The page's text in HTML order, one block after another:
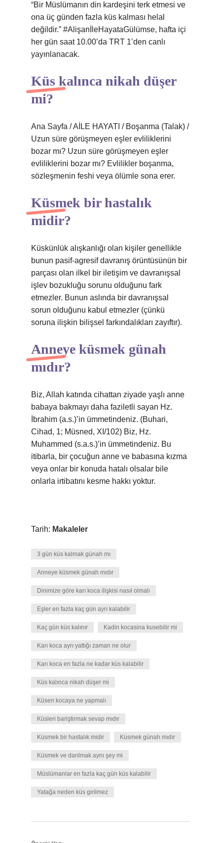
“Bir Müslümanın din kardeşini terk etmesi ve
ona üç günden fazla küs kalması helal
değildir.” #AlişanİleHayataGülümse, hafta içi
her gün saat 10.00’da TRT 1’den canlı
yayınlanacak.
Küs kalınca nikah düşer
mi?
Ana Sayfa / AİLE HAYATI / Boşanma (Talak) /
Uzun süre görüşmeyen eşler evliliklerini
bozar mı? Uzun süre görüşmeyen eşler
evliliklerini bozar mı? Evlilikler boşanma,
sözleşmenin feshi veya ölümle sona erer.
Küsmek bir hastalık
midir?
Küskünlük alışkanlığı olan kişiler genellikle
bunun pasif-agresif davranış örüntüsünün bir
parçası olan ilkel bir iletişim ve davranışsal
işlev bozukluğu sorunu olduğunu fark
etmezler. Bunun aslında bir davranışsal
sorun olduğunu kabul etmezler (çünkü
soruna ilişkin bilişsel farkındalıkları zayıftır).
Anneye küsmek günah
mıdır?
Biz, Allah katında cihattan ziyade yaşlı anne
babaya bakmayı daha faziletli sayan Hz.
İbrahim (a.s.)’in ümmetindeniz. (Buhari,
Cihad, 1; Müsned, XI/102) Biz, Hz.
Muhammed (s.a.s.)’in ümmetindeniz. Bu
itibarla, bir çocuğun anne ve babasına kızma
veya onlar bir konuda hatalı olsalar bile
onlarla irtibatını kesme hakkı yoktur.
Tarih: Makaleler
3 gün küs kalmak günah mı
Anneye küsmek günah mıdır
Dinimize göre karı koca ilişkisi nasıl olmalı
Eşler en fazla kaç gün ayrı kalabilir
Kaç gün küs kalınır Kadin kocasina kusebilir mi
Karı koca ayrı yattığı zaman ne olur
Karı koca en fazla ne kadar küs kalabilir
Küs kalınca nikah düşer mi
Küsen kocaya ne yapmalı
Küsleri bariştirmak sevap mıdır
Küsmek bir hastalık midir Küsmek günah mıdır
Küsmek ve darılmak aynı şey mi
Müslümanlar en fazla kaç gün küs kalabilir
Yatağa neden küs girilmez